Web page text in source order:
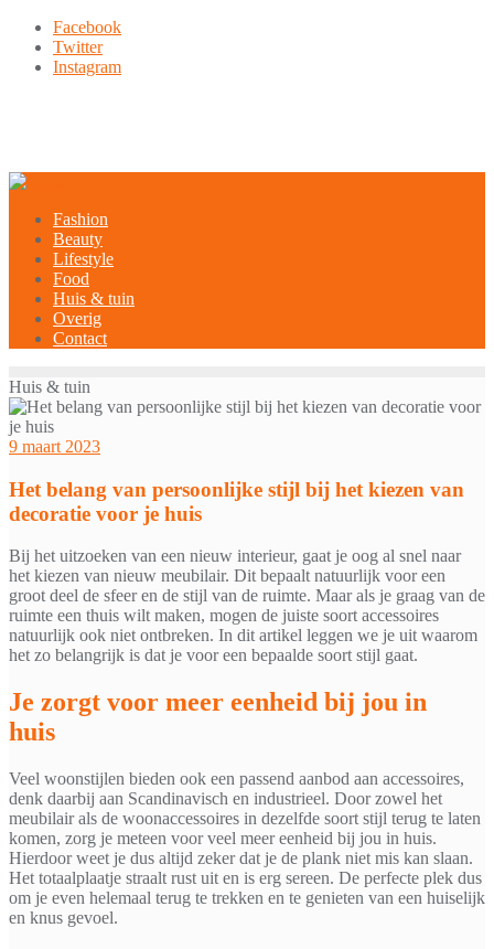
naar
Facebook
Twitter
Instagram
Fashion
Beauty
Lifestyle
Food
Huis & tuin
Overig
Contact
Huis & tuin
9 maart 2023
Het belang van persoonlijke stijl bij het kiezen van
decoratie voor je huis
Bij het uitzoeken van een nieuw interieur, gaat je oog al snel naar
het kiezen van nieuw meubilair. Dit bepaalt natuurlijk voor een
groot deel de sfeer en de stijl van de ruimte. Maar als je graag van de
ruimte een thuis wilt maken, mogen de juiste soort accessoires
natuurlijk ook niet ontbreken. In dit artikel leggen we je uit waarom
het zo belangrijk is dat je voor een bepaalde soort stijl gaat.
Je zorgt voor meer eenheid bij jou in
huis
Veel woonstijlen bieden ook een passend aanbod aan accessoires,
denk daarbij aan Scandinavisch en industrieel. Door zowel het
meubilair als de woonaccessoires in dezelfde soort stijl terug te laten
komen, zorg je meteen voor veel meer eenheid bij jou in huis.
Hierdoor weet je dus altijd zeker dat je de plank niet mis kan slaan.
Het totaalplaatje straalt rust uit en is erg sereen. De perfecte plek dus
om je even helemaal terug te trekken en te genieten van een huiselijk
en knus gevoel.